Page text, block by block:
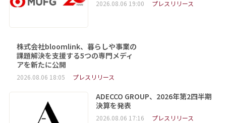
2026.08.06 19:00 プレスリリース
株式会社bloomlink、暮らしや事業の
課題解決を支援する5つの専門メディ
アを新たに公開
2026.08.06 18:05 プレスリリース
ADECCO GROUP、2026年第2四半期
決算を発表
2026.08.06 17:16 プレスリリース